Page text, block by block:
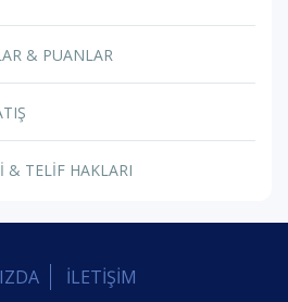
& PUANLAR
& TELİF HAKLARI
İLETİŞİM